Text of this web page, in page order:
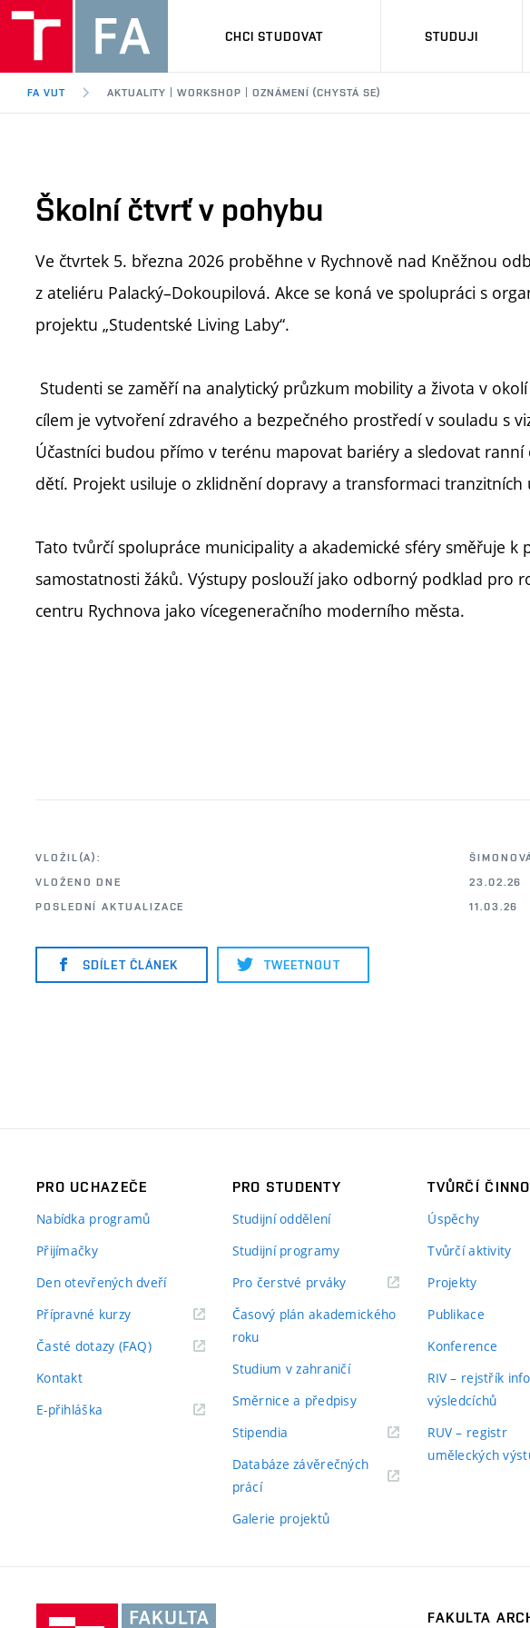
CHCI STUDOVAT STUDUJI
FA VUT AKTUALITY | WORKSHOP | OZNÁMENÍ (CHYSTÁ SE)
Školní čtvrť v pohybu
Ve čtvrtek 5. března 2026 proběhne v Rychnově nad Kněžnou
z ateliéru Palacký–Dokoupilová. Akce se koná ve spolupráci s
projektu „Studentské Living Laby“.
Studenti se zaměří na analytický průzkum mobility a života v
cílem je vytvoření zdravého a bezpečného prostředí v souladu s
Účastníci budou přímo v terénu mapovat bariéry a sledovat
dětí. Projekt usiluje o zklidnění dopravy a transformaci tranzitních
Tato tvůrčí spolupráce municipality a akademické sféry směřuje
samostatnosti žáků. Výstupy poslouží jako odborný podklad pro
centru Rychnova jako vícegeneračního moderního města.
VLOŽIL(A):
VLOŽENO DNE
23.02.26
POSLEDNÍ AKTUALIZACE
11.03.26
SDÍLET ČLÁNEK TWEETNOUT
PRO UCHAZEČE
Nabídka programů
Přijímačky
Den otevřených dveří
Přípravné kurzy
Časté dotazy (FAQ)
Kontakt
E-přihláška
PRO STUDENTY
Studijní oddělení
Studijní programy
Pro čerstvé prváky
Časový plán akademického
roku
Studium v zahraničí
Směrnice a předpisy
Stipendia
Databáze závěrečných
prácí
Galerie projektů
TVŮRČÍ
Úspěchy
Tvůrčí aktivity
Projekty
Publikace
Konference
RIV – rejstřík
výsledcíchů
RUV – registr
uměleckých
FAKULTA